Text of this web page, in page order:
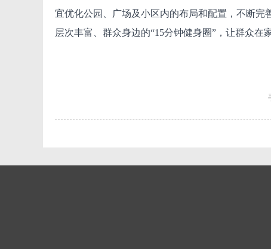
宜优化公园、广场及小区内的布局和配置，不断完
层次丰富、群众身边的“15分钟健身圈”，让群众在